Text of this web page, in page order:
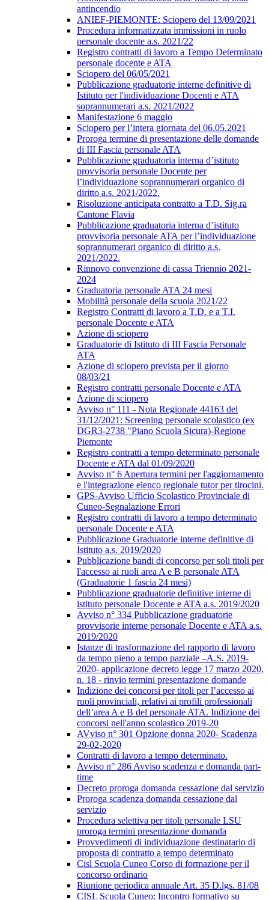
antincendio
ANIEF-PIEMONTE: Sciopero del 13/09/2021
Procedura informatizzata immissioni in ruolo
personale docente a.s. 2021/22
Registro contratti di lavoro a Tempo Determinato
personale docente e ATA
Sciopero del 06/05/2021
Pubblicazione graduatorie interne definitive di
Istituto per l'individuazione Docenti e ATA
soprannumerari a.s. 2021/2022
Manifestazione 6 maggio
Sciopero per l’intera giornata del 06.05.2021
Proroga termine di presentazione delle domande
di III Fascia personale ATA
Pubblicazione graduatoria interna d’istituto
provvisoria personale Docente per
l’individuazione soprannumerari organico di
diritto a.s. 2021/2022.
Risoluzione anticipata contratto a T.D. Sig.ra
Cantone Flavia
Pubblicazione graduatoria interna d’istituto
provvisoria personale ATA per l’individuazione
soprannumerari organico di diritto a.s.
2021/2022.
Rinnovo convenzione di cassa Triennio 2021-
2024
Graduatoria personale ATA 24 mesi
Mobilità personale della scuola 2021/22
Registro Contratti di lavoro a T.D. e a T.I.
personale Docente e ATA
Azione di sciopero
Graduatorie di Istituto di III Fascia Personale
ATA
Azione di sciopero prevista per il giorno
08/03/21
Registro contratti personale Docente e ATA
Azione di sciopero
Avviso n° 111 - Nota Regionale 44163 del
31/12/2021: Screening personale scolastico (ex
DGR3-2738 "Piano Scuola Sicura)-Regione
Piemonte
Registro contratti a tempo determinato personale
Docente e ATA dal 01/09/2020
Avviso n° 6 Apertura termini per l'aggiornamento
e l'integrazione elenco regionale tutor per tirocini.
GPS-Avviso Ufficio Scolastico Provinciale di
Cuneo-Segnalazione Errori
Registro contratti di lavoro a tempo determinato
personale Docente e ATA
Pubblicazione Graduatorie interne definitive di
Istituto a.s. 2019/2020
Pubblicazione bandi di concorso per soli titoli per
l'accesso ai ruoli area A e B personale ATA
(Graduatorie 1 fascia 24 mesi)
Pubblicazione graduatorie definitive interne di
istituto personale Docente e ATA a.s. 2019/2020
Avviso n° 334 Pubblicazione graduatorie
provvisorie interne personale Docente e ATA a.s.
2019/2020
Istanze di trasformazione del rapporto di lavoro
da tempo pieno a tempo parziale –A.S. 2019-
2020- applicazione decreto legge 17 marzo 2020,
n. 18 - rinvio termini presentazione domande
Indizione dei concorsi per titoli per l’accesso ai
ruoli provinciali, relativi ai profili professionali
dell’area A e B del personale ATA. Indizione dei
concorsi nell'anno scolastico 2019-20
AVviso n° 301 Opzione donna 2020- Scadenza
29-02-2020
Contratti di lavoro a tempo determinato.
Avviso n° 286 Avviso scadenza e domanda part-
time
Decreto proroga domanda cessazione dal servizio
Proroga scadenza domanda cessazione dal
servizio
Procedura selettiva per titoli personale LSU
proroga termini presentazione domanda
Provvedimenti di individuazione destinatario di
proposta di contratto a tempo determinato
Cisl Scuola Cuneo Corso di formazione per il
concorso ordinario
Riunione periodica annuale Art. 35 D.lgs. 81/08
CISL Scuola Cuneo: Incontro formativo su